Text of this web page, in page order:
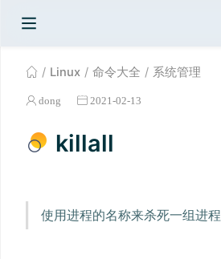
Linux 命令大全 系统管理
dong 2021-02-13
killall
使用进程的名称来杀死一组进程